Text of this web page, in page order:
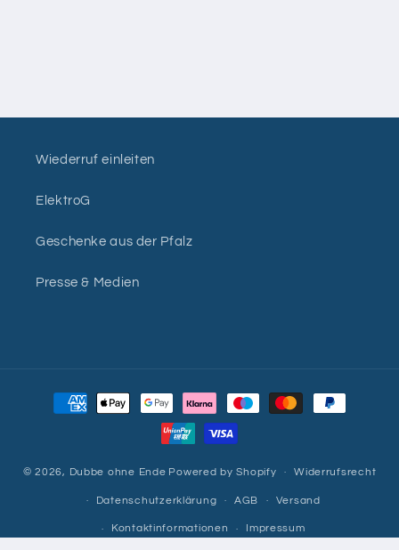
Wiederruf einleiten
ElektroG
Geschenke aus der Pfalz
Presse & Medien
Zahlungsmethoden
© 2026, Dubbe ohne Ende Powered by Shopify Widerrufsrecht
Datenschutzerklärung AGB Versand
Kontaktinformationen Impressum